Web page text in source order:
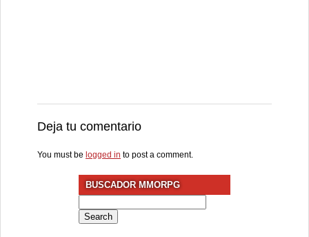
Deja tu comentario
You must be logged in to post a comment.
BUSCADOR MMORPG
for: